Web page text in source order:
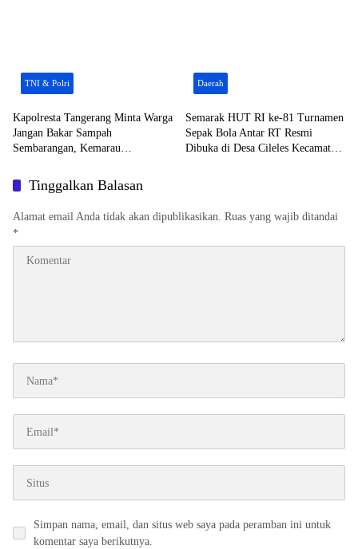
TNI & Polri
Kapolresta Tangerang Minta Warga
Jangan Bakar Sampah
Sembarangan, Kemarau
Daerah
Semarak HUT RI ke-81 Turnamen
Sepak Bola Antar RT Resmi
Dibuka di Desa Cileles Kecamatan
Tinggalkan Balasan
Alamat email Anda tidak akan dipublikasikan. Ruas yang wajib ditandai
*
Simpan nama, email, dan situs web saya pada peramban ini untuk
komentar saya berikutnya.